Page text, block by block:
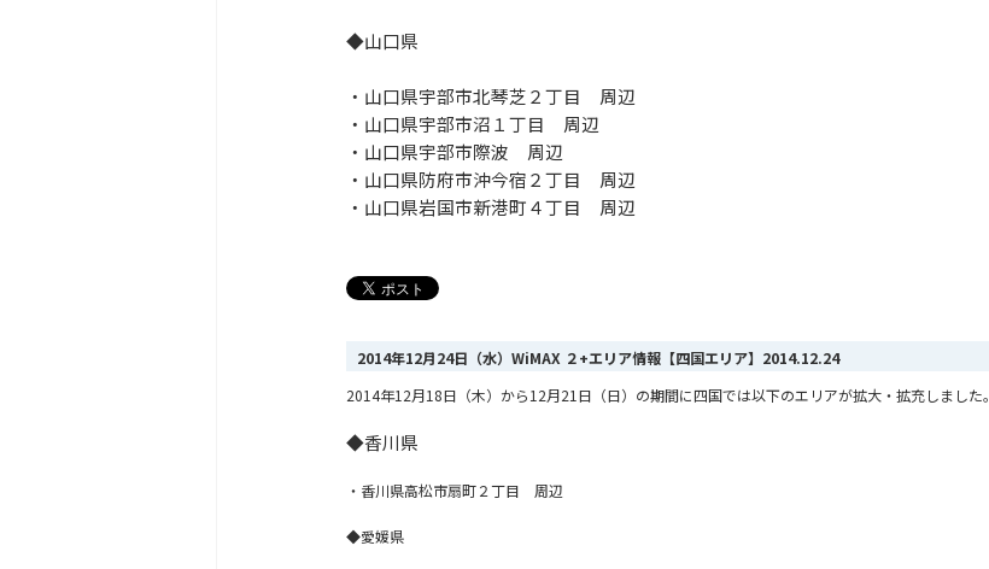
◆山口県
・山口県宇部市北琴芝２丁目 周辺
・山口県宇部市沼１丁目 周辺
・山口県宇部市際波 周辺
・山口県防府市沖今宿２丁目 周辺
・山口県岩国市新港町４丁目 周辺
2014年12月24日（水）WiMAX ２+エリア情報【四国エリア】 2014.12.24
2014年12月18日（木）から12月21日（日）の期間に四国では以下のエリアが拡大・拡充しました。
◆香川県
・香川県高松市扇町２丁目 周辺
◆愛媛県